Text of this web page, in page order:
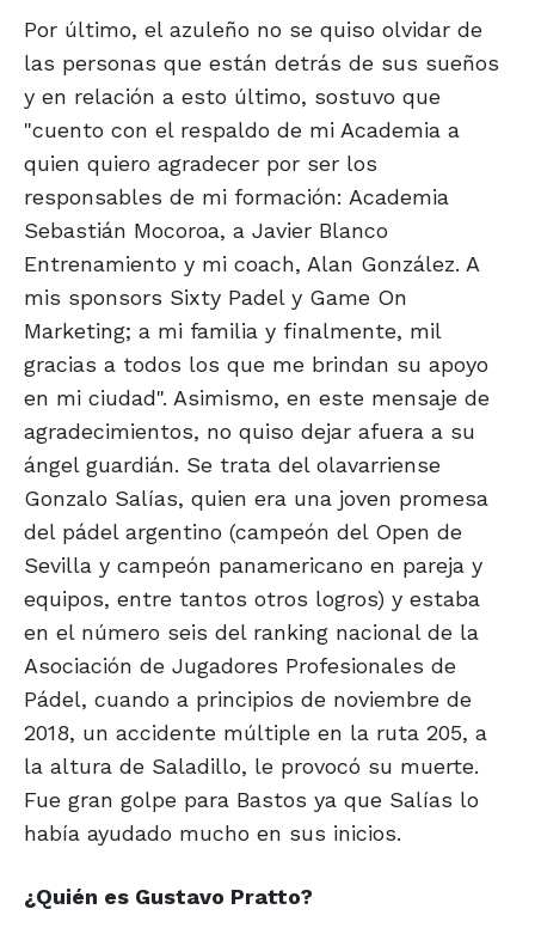
Por último, el azuleño no se quiso olvidar de
las personas que están detrás de sus sueños
y en relación a esto último, sostuvo que
"cuento con el respaldo de mi Academia a
quien quiero agradecer por ser los
responsables de mi formación: Academia
Sebastián Mocoroa, a Javier Blanco
Entrenamiento y mi coach, Alan González. A
mis sponsors Sixty Padel y Game On
Marketing; a mi familia y finalmente, mil
gracias a todos los que me brindan su apoyo
en mi ciudad". Asimismo, en este mensaje de
agradecimientos, no quiso dejar afuera a su
ángel guardián. Se trata del olavarriense
Gonzalo Salías, quien era una joven promesa
del pádel argentino (campeón del Open de
Sevilla y campeón panamericano en pareja y
equipos, entre tantos otros logros) y estaba
en el número seis del ranking nacional de la
Asociación de Jugadores Profesionales de
Pádel, cuando a principios de noviembre de
2018, un accidente múltiple en la ruta 205, a
la altura de Saladillo, le provocó su muerte.
Fue gran golpe para Bastos ya que Salías lo
había ayudado mucho en sus inicios.
¿Quién es Gustavo Pratto?